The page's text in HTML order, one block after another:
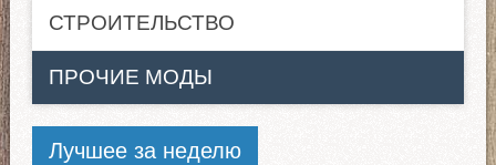
СТРОИТЕЛЬСТВО
ПРОЧИЕ МОДЫ
Лучшее за неделю